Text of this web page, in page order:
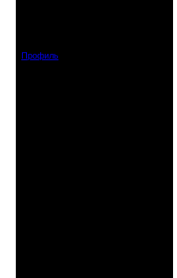
Профиль